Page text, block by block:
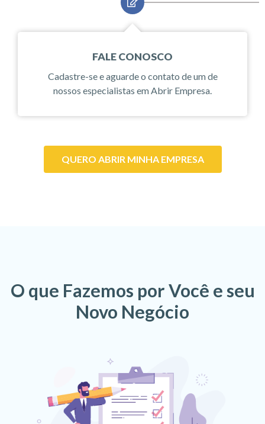
FALE CONOSCO
Cadastre-se e aguarde o contato de um de
nossos especialistas em Abrir Empresa.
QUERO ABRIR MINHA EMPRESA
O que Fazemos por Você e seu
Novo Negócio